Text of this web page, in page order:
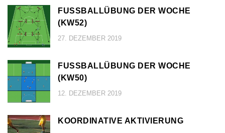
FUSSBALLÜBUNG DER WOCHE (
KW52)
27. DEZEMBER 2019
FUSSBALLÜBUNG DER WOCHE (
KW50)
12. DEZEMBER 2019
KOORDINATIVE AKTIVIERUNG